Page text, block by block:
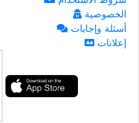
الخصوصية
أسئلة وإجابات
إعلانات